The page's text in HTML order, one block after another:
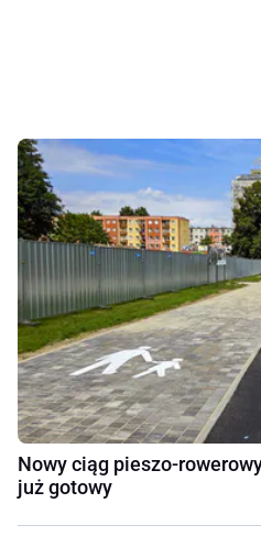
Nowy ciąg pieszo-
już gotowy